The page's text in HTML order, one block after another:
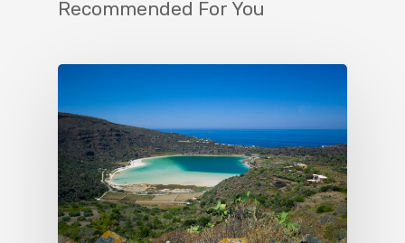
Recommended For You